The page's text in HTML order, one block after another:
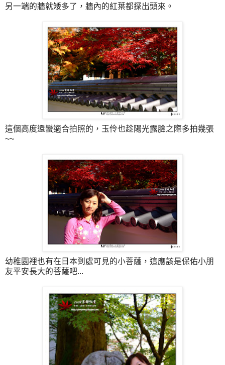
另一端的牆就矮多了，牆內的紅葉都探出頭來。
這個高度還蠻適合拍照的，玉伶也趁陽光露臉之際多拍幾張
~~
幼稚園裡也有在日本到處可見的小菩薩，這應該是保佑小朋
友平安長大的菩薩吧...